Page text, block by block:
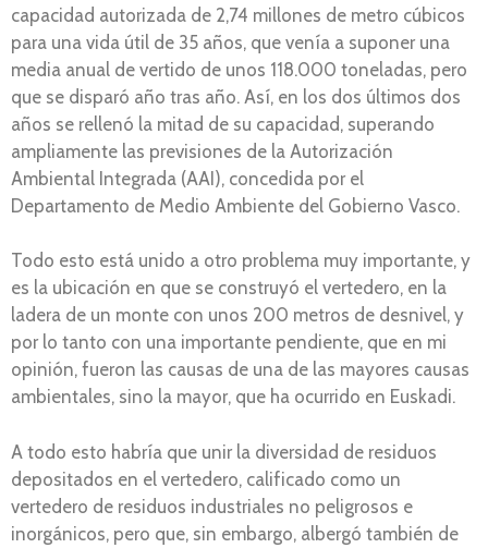
capacidad autorizada de 2,74 millones de metro cúbicos
para una vida útil de 35 años, que venía a suponer una
media anual de vertido de unos 118.000 toneladas, pero
que se disparó año tras año. Así, en los dos últimos dos
años se rellenó la mitad de su capacidad, superando
ampliamente las previsiones de la Autorización
Ambiental Integrada (AAI), concedida por el
Departamento de Medio Ambiente del Gobierno Vasco.
Todo esto está unido a otro problema muy importante, y
es la ubicación en que se construyó el vertedero, en la
ladera de un monte con unos 200 metros de desnivel, y
por lo tanto con una importante pendiente, que en mi
opinión, fueron las causas de una de las mayores causas
ambientales, sino la mayor, que ha ocurrido en Euskadi.
A todo esto habría que unir la diversidad de residuos
depositados en el vertedero, calificado como un
vertedero de residuos industriales no peligrosos e
inorgánicos, pero que, sin embargo, albergó también de